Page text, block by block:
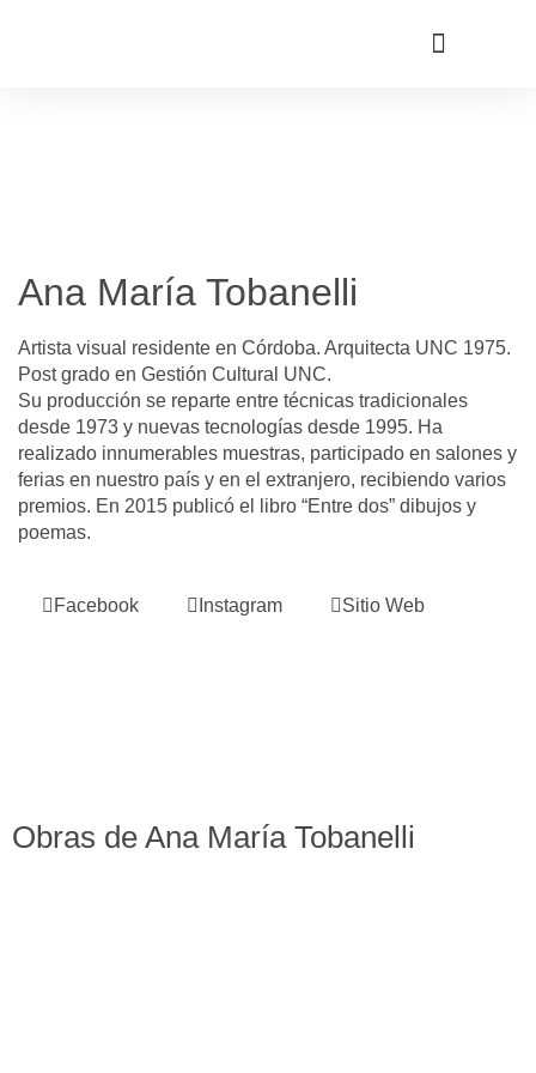
Ana María Tobanelli
Artista visual residente en Córdoba. Arquitecta UNC 1975.
Post grado en Gestión Cultural UNC.
Su producción se reparte entre técnicas tradicionales
desde 1973 y nuevas tecnologías desde 1995. Ha
realizado innumerables muestras, participado en salones y
ferias en nuestro país y en el extranjero, recibiendo varios
premios. En 2015 publicó el libro “Entre dos” dibujos y
poemas.
Facebook Instagram Sitio Web
Obras de Ana María Tobanelli